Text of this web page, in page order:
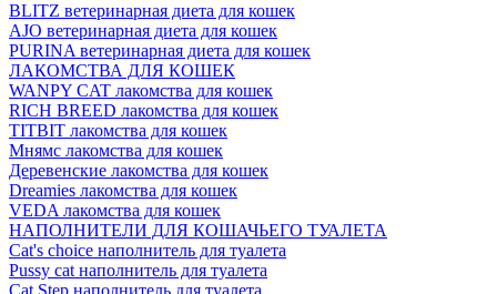
BLITZ ветеринарная диета для кошек
AJO ветеринарная диета для кошек
PURINA ветеринарная диета для кошек
ЛАКОМСТВА ДЛЯ КОШЕК
WANPY CAT лакомства для кошек
RICH BREED лакомства для кошек
TITBIT лакомства для кошек
Мнямс лакомства для кошек
Деревенские лакомства для кошек
Dreamies лакомства для кошек
VEDA лакомства для кошек
НАПОЛНИТЕЛИ ДЛЯ КОШАЧЬЕГО ТУАЛЕТА
Cat's choice наполнитель для туалета
Pussy cat наполнитель для туалета
Cat Step наполнитель для туалета